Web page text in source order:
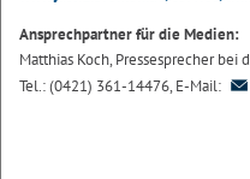
Ansprechpartner für die Medien:
Matthias Koch, Pressesprecher bei
Tel.: (0421) 361-14476, E-Mail: